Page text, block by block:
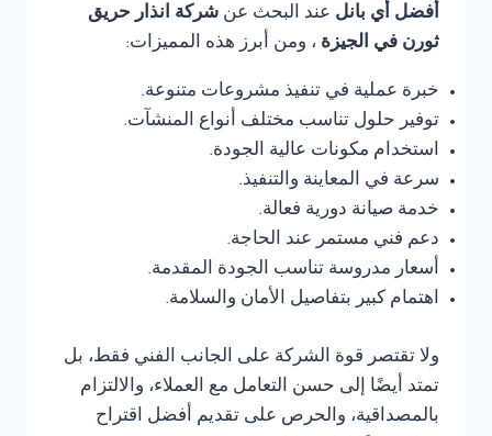
أفضل أي بانل عند البحث عن شركة انذار حريق
ثورن في الجيزة ، ومن أبرز هذه المميزات:
خبرة عملية في تنفيذ مشروعات متنوعة.
توفير حلول تناسب مختلف أنواع المنشآت.
استخدام مكونات عالية الجودة.
سرعة في المعاينة والتنفيذ.
خدمة صيانة دورية فعالة.
دعم فني مستمر عند الحاجة.
أسعار مدروسة تناسب الجودة المقدمة.
اهتمام كبير بتفاصيل الأمان والسلامة.
ولا تقتصر قوة الشركة على الجانب الفني فقط، بل
تمتد أيضًا إلى حسن التعامل مع العملاء، والالتزام
بالمصداقية، والحرص على تقديم أفضل اقتراح